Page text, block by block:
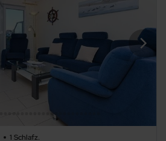
1 Schlafz.